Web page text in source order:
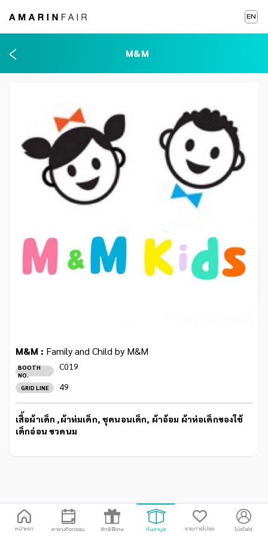
EN
M&M
M&M : Family and Child by M&M
BOOTH
NO.
C019
GRID LINE 49
เสื้อผ้าเด็ก ,ผ้าห่มเด็ก, ชุดนอนเด็ก, ผ้าอ้อม ผ้าห่อเด็กของใช้
เด็กอ่อน ขวดนม
หน้าแรก ตารางกิจกรรม สิทธิพิเศษ ค้นหาบูธ รายการโปรด โปรไฟล์